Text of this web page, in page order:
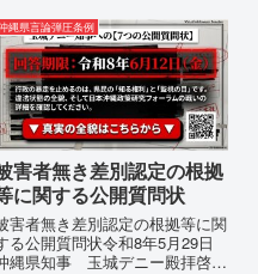
ルを貼りたい本当の理由「なぜ
縄県庁は、法を無視してまで私
封じ込めようとするのか。」そ
理由は明確です。県政が統治
...
縄県言論弾圧条例
害者無き差別認定の根拠
に関する公開質問状
害者無き差別認定の根拠等に関
る公開質問状令和8年5月29日
縄県知事 玉城デニー殿拝啓貴